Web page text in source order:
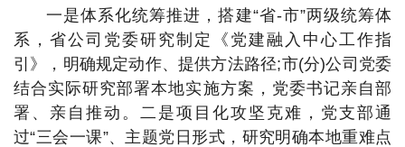
一是体系化统筹推进，搭建“省-市”两级统筹体
系，省公司党委研究制定《党建融入中心工作指
引》，明确规定动作、提供方法路径;市(分)公司党委
结合实际研究部署本地实施方案，党委书记亲自部
署、亲自推动。二是项目化攻坚克难，党支部通
过“三会一课”、主题党日形式，研究明确本地重难点